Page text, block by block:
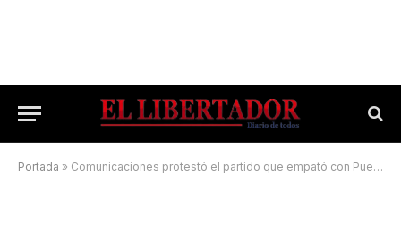
Portada » Comunicaciones protestó el partido que empató con Puente Seco de Libres